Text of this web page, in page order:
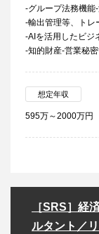
-グループ法務機能
-輸出管理等、トレ
-AIを活用したビジ
-知的財産-営業秘
想定年収
595万～2000万円
［SRS］経
ルタント／